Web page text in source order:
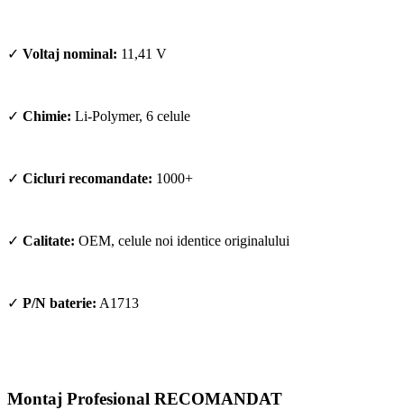
✓ Voltaj nominal: 11,41 V
✓ Chimie: Li-Polymer, 6 celule
✓ Cicluri recomandate: 1000+
✓ Calitate: OEM, celule noi identice originalului
✓ P/N baterie: A1713
Montaj Profesional RECOMANDAT